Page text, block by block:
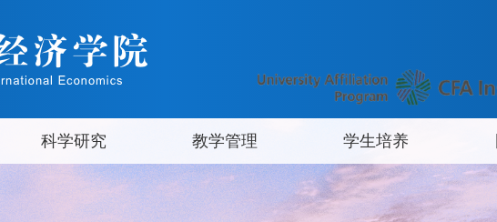
科学研究 教学管理 学生培养